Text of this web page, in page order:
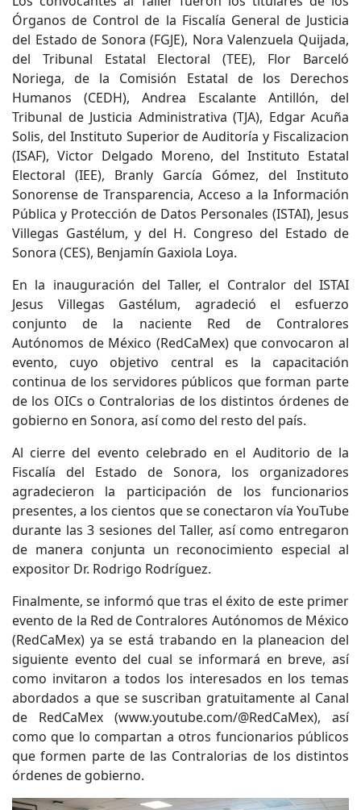
Órganos de Control de la Fiscalía General de Justicia
del Estado de Sonora (FGJE), Nora Valenzuela Quijada,
del Tribunal Estatal Electoral (TEE), Flor Barceló
Noriega, de la Comisión Estatal de los Derechos
Humanos (CEDH), Andrea Escalante Antillón, del
Tribunal de Justicia Administrativa (TJA), Edgar Acuña
Solis, del Instituto Superior de Auditoría y Fiscalizacion
(ISAF), Victor Delgado Moreno, del Instituto Estatal
Electoral (IEE), Branly García Gómez, del Instituto
Sonorense de Transparencia, Acceso a la Información
Pública y Protección de Datos Personales (ISTAI), Jesus
Villegas Gastélum, y del H. Congreso del Estado de
Sonora (CES), Benjamín Gaxiola Loya.
En la inauguración del Taller, el Contralor del ISTAI
Jesus Villegas Gastélum, agradeció el esfuerzo
conjunto de la naciente Red de Contralores
Autónomos de México (RedCaMex) que convocaron al
evento, cuyo objetivo central es la capacitación
continua de los servidores públicos que forman parte
de los OICs o Contralorias de los distintos órdenes de
gobierno en Sonora, así como del resto del país.
Al cierre del evento celebrado en el Auditorio de la
Fiscalía del Estado de Sonora, los organizadores
agradecieron la participación de los funcionarios
presentes, a los cientos que se conectaron vía YouTube
durante las 3 sesiones del Taller, así como entregaron
de manera conjunta un reconocimiento especial al
expositor Dr. Rodrigo Rodríguez.
Finalmente, se informó que tras el éxito de este primer
evento de la Red de Contralores Autónomos de México
(RedCaMex) ya se está trabando en la planeacion del
siguiente evento del cual se informará en breve, así
como invitaron a todos los interesados en los temas
abordados a que se suscriban gratuitamente al Canal
de RedCaMex (www.youtube.com/@RedCaMex), así
como que lo compartan a otros funcionarios públicos
que formen parte de las Contralorias de los distintos
órdenes de gobierno.